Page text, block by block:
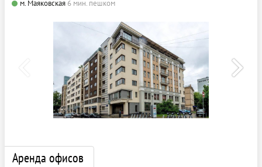
м. Маяковская 6 мин. пешком
Аренда офисов